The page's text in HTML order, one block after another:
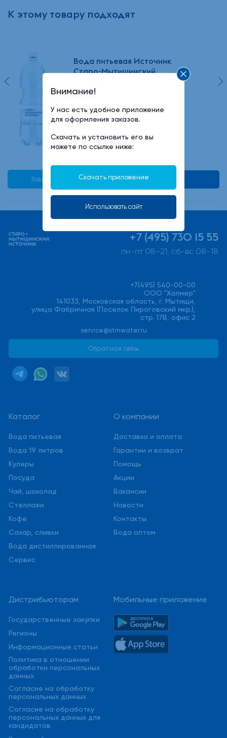
К этому товару подходят
Вода питьевая Источник
Старо-Мытищинский
228 руб
Заказать в 1 клик
Каталог
Вода питьевая
Вода 19 литров
Кулеры
Посуда
Чай, шоколад
Стеллажи
Кофе
Сахар, сливки
Вода дистиллированная
Сервис
О компании
Доставка и оплата
Гарантии и возврат
Помощь
Акции
Вакансии
Новости
Контакты
Вода оптом
Дистрибьюторам
Государственные закупки
Регионы
Информационные статьи
Политика в отношении
обработки персональных
данных
Cогласие на обработку
персональных данных
Cогласие на обработку
персональных данных для
кандидатов
Мобильные приложение
+7 (495) 730 15 55
пн-пт 08-21, сб-вс 08-18
+7(495) 540-00-00
ООО "Халмер"
141033, Московская область, г. Мытищи,
улица Фабричная (Поселок Пироговский мкр.),
стр. 17В, офис 2
service@stmwater.ru
Обратная связь
Внимание!
У нас есть удобное приложение
для оформления заказов.
Скачать и установить его вы
можете по ссылке ниже:
Скачать приложение
Использовать сайт